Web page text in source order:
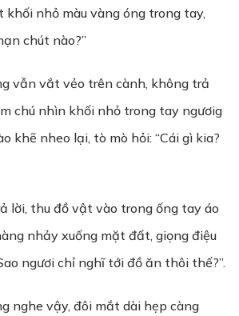
khối nhỏ màu vàng óng trong tay,
chút nào?”
vẫn vắt vẻo trên cành, không trả
chú nhìn khối nhỏ trong tay ngươig
khẽ nheo lại, tò mò hỏi: “Cái gì kia?
lời, thu đồ vật vào trong ống tay áo
nhảy xuống mặt đất, giọng điệu
ngươi chỉ nghĩ tới đồ ăn thôi thế?”.
nghe vậy, đôi mắt dài hẹp càng